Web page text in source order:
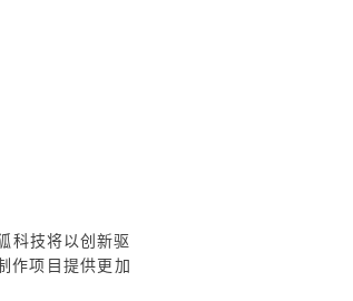
科技将以创新驱
作项目提供更加